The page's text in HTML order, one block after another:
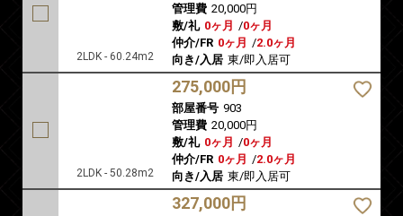
2LDK - 60.24m2
管理費 20,000円
敷/礼 0ヶ月 /0ヶ月
仲介/FR 0ヶ月 /2.0ヶ月
向き/入居 東/即入居可
2LDK - 50.28m2
275,000円
部屋番号 903
管理費 20,000円
敷/礼 0ヶ月 /0ヶ月
仲介/FR 0ヶ月 /2.0ヶ月
向き/入居 東/即入居可
327,000円